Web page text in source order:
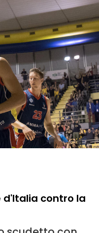
d'Italia contro la